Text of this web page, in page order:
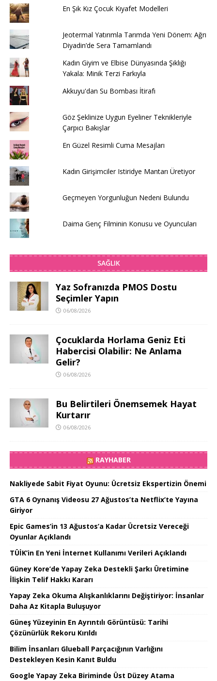
En Şık Kız Çocuk Kıyafet Modelleri
Jeotermal Yatırımla Tarımda Yeni Dönem: Ağrı
Diyadin’de Sera Tamamlandı
Kadın Giyim ve Elbise Dünyasında Şıklığı
Yakala: Minik Terzi Farkıyla
Akkuyu'dan Su Bombası İtirafı
Göz Şeklinize Uygun Eyeliner Teknikleriyle
Çarpıcı Bakışlar
En Güzel Resimli Cuma Mesajları
Kadın Girişimciler Istiridye Mantarı Üretiyor
Geçmeyen Yorgunluğun Nedeni Bulundu
Daima Genç Filminin Konusu ve Oyuncuları
SAĞLIK
Yaz Sofranızda PMOS Dostu
Seçimler Yapın
06/08/2026
Çocuklarda Horlama Geniz Eti
Habercisi Olabilir: Ne Anlama
Gelir?
06/08/2026
Bu Belirtileri Önemsemek Hayat
Kurtarır
06/08/2026
RAYHABER
Nakliyede Sabit Fiyat Oyunu: Ücretsiz Ekspertizin Önemi
GTA 6 Oynanış Videosu 27 Ağustos’ta Netflix’te Yayına
Giriyor
Epic Games’in 13 Ağustos’a Kadar Ücretsiz Vereceği
Oyunlar Açıklandı
TÜİK’in En Yeni İnternet Kullanımı Verileri Açıklandı
Güney Kore’de Yapay Zeka Destekli Şarkı Üretimine
İlişkin Telif Hakkı Kararı
Yapay Zeka Okuma Alışkanlıklarını Değiştiriyor: İnsanlar
Daha Az Kitapla Buluşuyor
Güneş Yüzeyinin En Ayrıntılı Görüntüsü: Tarihi
Çözünürlük Rekoru Kırıldı
Bilim İnsanları Glueball Parçacığının Varlığını
Destekleyen Kesin Kanıt Buldu
Google Yapay Zeka Biriminde Üst Düzey Atama